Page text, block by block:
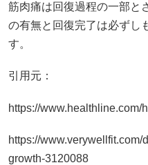
筋肉痛は回復過程の一部と
の有無と回復完了は必ずし
す。
引用元：
https://www.healthline.com/
https://
growth-3120088